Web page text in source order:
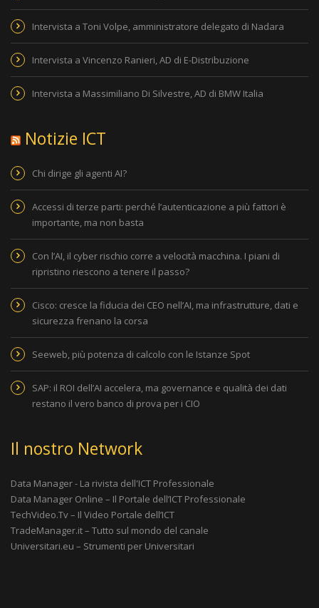
Intervista a Toni Volpe, amministratore delegato di Nadara
Intervista a Vincenzo Ranieri, AD di E-Distribuzione
Intervista a Massimiliano Di Silvestre, AD di BMW Italia
Notizie ICT
Chi dirige gli agenti AI?
Accessi di terze parti: perché l’autenticazione a più fattori è
importante, ma non basta
Con l’AI, il cyber rischio corre a velocità macchina. I piani di
ripristino riescono a tenere il passo?
Cisco: cresce la fiducia dei CEO nell’AI, ma infrastrutture, dati e
sicurezza frenano la corsa
Seeweb, più potenza di calcolo con le Istanze Spot
SAP: il ROI dell’AI accelera, ma governance e qualità dei dati
restano il vero banco di prova per i CIO
Il nostro Network
Data Manager - La rivista dell'ICT Professionale
Data Manager Online – Il Portale dell’ICT Professionale
TechVideo.Tv – Il Video Portale dell’ICT
TradeManager.it – Tutto sul mondo del canale
Universitari.eu – Strumenti per Universitari